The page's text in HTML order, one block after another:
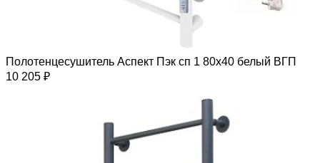
Полотенцесушитель Аспект Пэк сп 1 80х40 белый ВГП
10 205 ₽